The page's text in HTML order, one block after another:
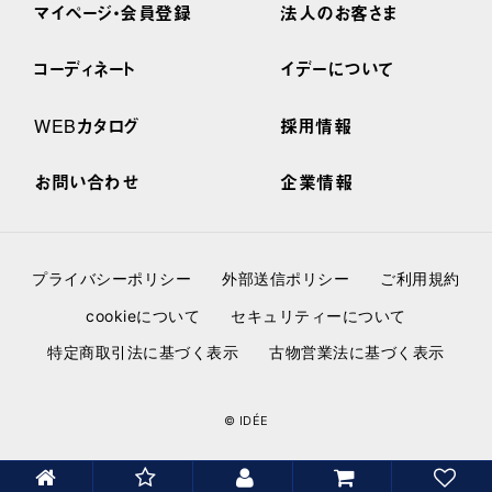
マイページ・会員登録
コーディネート
WEBカタログ
お問い合わせ
法人のお客さま
イデーについて
採用情報
企業情報
プライバシーポリシー 外部送信ポリシー
ご利用規約
cookieについて
セキュリティーについて
特定商取引法に基づく表示
古物営業法に基づく表示
© IDÉE